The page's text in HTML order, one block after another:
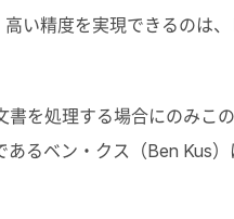
い精度を実現できるのは
を処理する場合にのみこの
あるベン・クス（Ben Kus）